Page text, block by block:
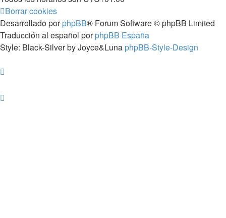
Borrar cookies
Desarrollado porphpBB® Forum Software © phpBB Limited
Traducción al español porphpBB España
Style: Black-Silver by Joyce&Luna phpBB-Style-Design